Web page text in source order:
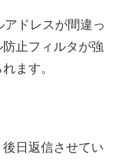
アドレスが間違っ
止フィルタが強
ます。
日返信させてい